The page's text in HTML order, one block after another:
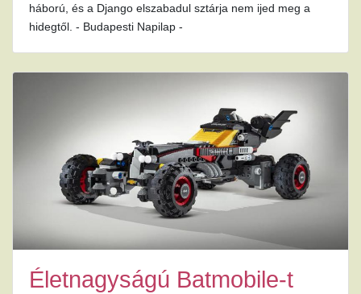
háború, és a Django elszabadul sztárja nem ijed meg a
hidegtől. - Budapesti Napilap -
Életnagyságú Batmobile-t